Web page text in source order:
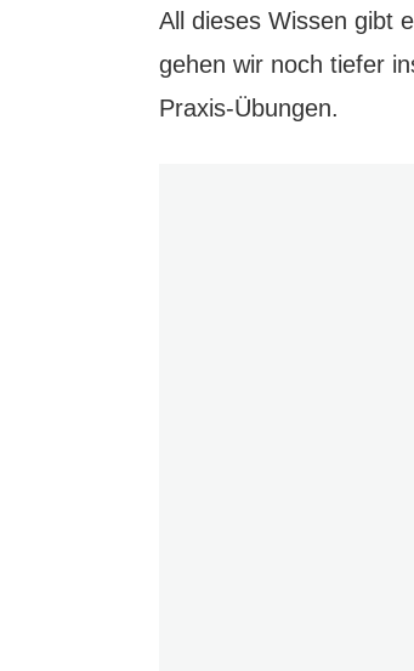
All dieses Wissen gibt
gehen wir noch tiefer
Praxis-Übungen.